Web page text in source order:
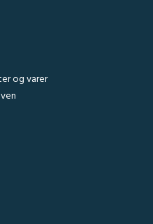
og varer